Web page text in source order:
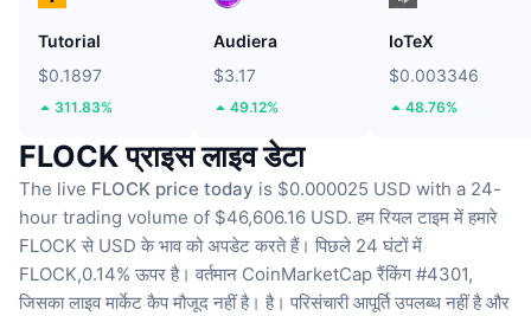
Tutorial
$0.1897
311.83%
Audiera
$3.17
49.12%
IoTeX
$0.003346
48.76%
FLOCK प्राइस लाइव डेटा
The live FLOCK price today is $0.000025 USD with a 24-
hour trading volume of $46,606.16 USD. हम रियल टाइम में हमारे
FLOCK से USD के भाव को अपडेट करते हैं। पिछले 24 घंटों में
FLOCK,0.14% ऊपर है। वर्तमान CoinMarketCap रैंकिंग #4301,
जिसका लाइव मार्केट कैप मौजूद नहीं है। है। परिसंचारी आपूर्ति उपलब्ध नहीं है और